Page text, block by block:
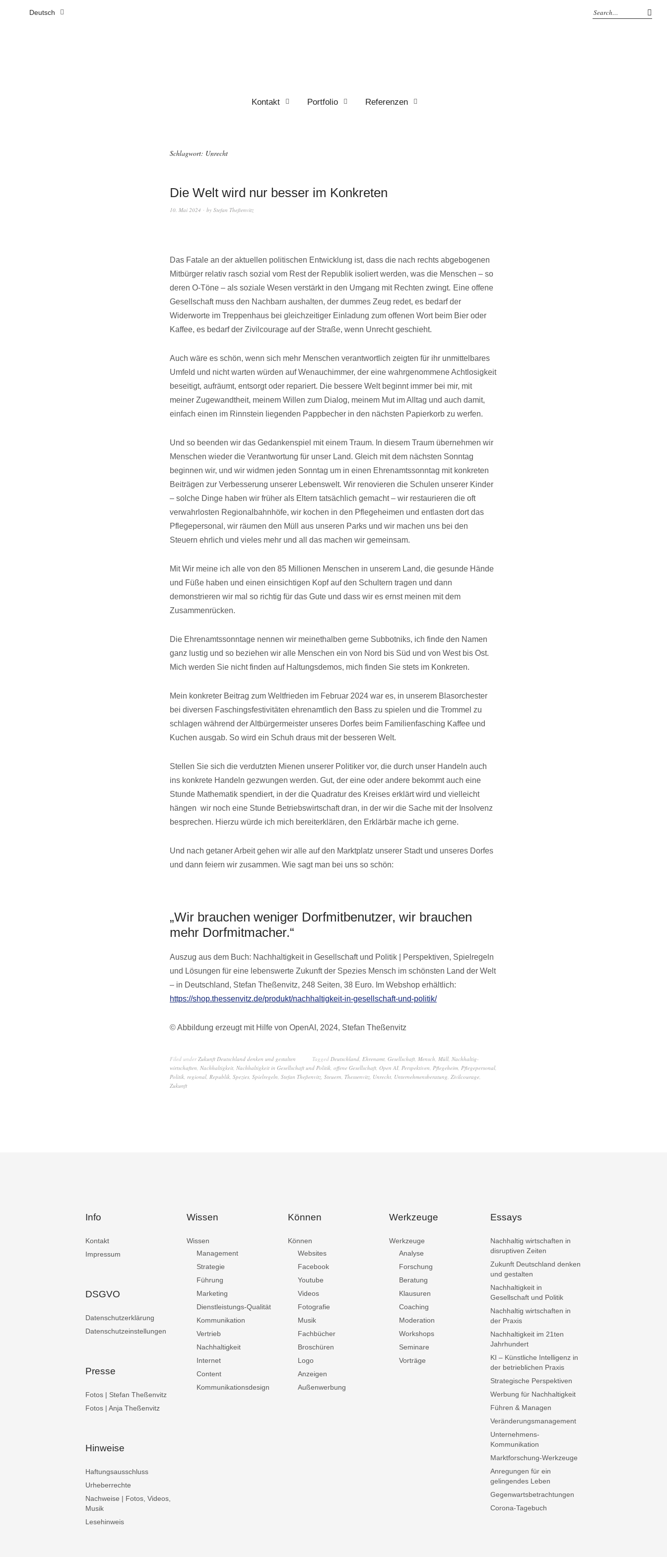
Deutsch
Kontakt Portfolio Referenzen
Schlagwort: Unrecht
Die Welt wird nur besser im Konkreten
10. Mai 2024 by Stefan Theßenvitz
Das Fatale an der aktuellen politischen Entwicklung ist, dass die nach rechts abgebogenen
Mitbürger relativ rasch sozial vom Rest der Republik isoliert werden, was die Menschen – so
deren O-Töne – als soziale Wesen verstärkt in den Umgang mit Rechten zwingt. Eine offene
Gesellschaft muss den Nachbarn aushalten, der dummes Zeug redet, es bedarf der
Widerworte im Treppenhaus bei gleichzeitiger Einladung zum offenen Wort beim Bier oder
Kaffee, es bedarf der Zivilcourage auf der Straße, wenn Unrecht geschieht.
Auch wäre es schön, wenn sich mehr Menschen verantwortlich zeigten für ihr unmittelbares
Umfeld und nicht warten würden auf Wenauchimmer, der eine wahrgenommene Achtlosigkeit
beseitigt, aufräumt, entsorgt oder repariert. Die bessere Welt beginnt immer bei mir, mit
meiner Zugewandtheit, meinem Willen zum Dialog, meinem Mut im Alltag und auch damit,
einfach einen im Rinnstein liegenden Pappbecher in den nächsten Papierkorb zu werfen.
Und so beenden wir das Gedankenspiel mit einem Traum. In diesem Traum übernehmen wir
Menschen wieder die Verantwortung für unser Land. Gleich mit dem nächsten Sonntag
beginnen wir, und wir widmen jeden Sonntag um in einen Ehrenamtssonntag mit konkreten
Beiträgen zur Verbesserung unserer Lebenswelt. Wir renovieren die Schulen unserer Kinder
– solche Dinge haben wir früher als Eltern tatsächlich gemacht – wir restaurieren die oft
verwahrlosten Regionalbahnhöfe, wir kochen in den Pflegeheimen und entlasten dort das
Pflegepersonal, wir räumen den Müll aus unseren Parks und wir machen uns bei den
Steuern ehrlich und vieles mehr und all das machen wir gemeinsam.
Mit Wir meine ich alle von den 85 Millionen Menschen in unserem Land, die gesunde Hände
und Füße haben und einen einsichtigen Kopf auf den Schultern tragen und dann
demonstrieren wir mal so richtig für das Gute und dass wir es ernst meinen mit dem
Zusammenrücken.
Die Ehrenamtssonntage nennen wir meinethalben gerne Subbotniks, ich finde den Namen
ganz lustig und so beziehen wir alle Menschen ein von Nord bis Süd und von West bis Ost.
Mich werden Sie nicht finden auf Haltungsdemos, mich finden Sie stets im Konkreten.
Mein konkreter Beitrag zum Weltfrieden im Februar 2024 war es, in unserem Blasorchester
bei diversen Faschingsfestivitäten ehrenamtlich den Bass zu spielen und die Trommel zu
schlagen während der Altbürgermeister unseres Dorfes beim Familienfasching Kaffee und
Kuchen ausgab. So wird ein Schuh draus mit der besseren Welt.
Stellen Sie sich die verdutzten Mienen unserer Politiker vor, die durch unser Handeln auch
ins konkrete Handeln gezwungen werden. Gut, der eine oder andere bekommt auch eine
Stunde Mathematik spendiert, in der die Quadratur des Kreises erklärt wird und vielleicht
hängen wir noch eine Stunde Betriebswirtschaft dran, in der wir die Sache mit der Insolvenz
besprechen. Hierzu würde ich mich bereiterklären, den Erklärbär mache ich gerne.
Und nach getaner Arbeit gehen wir alle auf den Marktplatz unserer Stadt und unseres Dorfes
und dann feiern wir zusammen. Wie sagt man bei uns so schön:
„Wir brauchen weniger Dorfmitbenutzer, wir brauchen
mehr Dorfmitmacher.“
Auszug aus dem Buch: Nachhaltigkeit in Gesellschaft und Politik | Perspektiven, Spielregeln
und Lösungen für eine lebenswerte Zukunft der Spezies Mensch im schönsten Land der Welt
– in Deutschland, Stefan Theßenvitz, 248 Seiten, 38 Euro. Im Webshop erhältlich:
https://shop.thessenvitz.de/produkt/nachhaltigkeit-in-gesellschaft-und-politik/
© Abbildung erzeugt mit Hilfe von OpenAI, 2024, Stefan Theßenvitz
Filed underZukunft Deutschland denken und gestalten Tagged Deutschland, Ehrenamt, Gesellschaft, Mensch, Müll, Nachhaltig-
wirtschaften, Nachhaltigkeit, Nachhaltigkeit in Gesellschaft und Politik, offene Gesellschaft, Open AI, Perspektiven, Pflegeheim, Pflegepersonal,
Politik, regional, Republik, Spezies, Spielregeln, Stefan Theßenvitz, Steuern, Thessenvitz, Unrecht, Unternehmensberatung, Zivilcourage,
Zukunft
Info
Kontakt
Impressum
DSGVO
Datenschutzerklärung
Datenschutzeinstellungen
Presse
Fotos | Stefan Theßenvitz
Fotos | Anja Theßenvitz
Hinweise
Haftungsausschluss
Urheberrechte
Nachweise | Fotos, Videos,
Musik
Lesehinweis
Wissen
Wissen
Management
Strategie
Führung
Marketing
Dienstleistungs-Qualität
Kommunikation
Vertrieb
Nachhaltigkeit
Internet
Content
Kommunikationsdesign
Können
Können
Websites
Facebook
Youtube
Videos
Fotografie
Musik
Fachbücher
Broschüren
Logo
Anzeigen
Außenwerbung
Werkzeuge
Werkzeuge
Analyse
Forschung
Beratung
Klausuren
Coaching
Moderation
Workshops
Seminare
Vorträge
Essays
Nachhaltig wirtschaften in
disruptiven Zeiten
Zukunft Deutschland denken
und gestalten
Nachhaltigkeit in
Gesellschaft und Politik
Nachhaltig wirtschaften in
der Praxis
Nachhaltigkeit im 21ten
Jahrhundert
KI – Künstliche Intelligenz in
der betrieblichen Praxis
Strategische Perspektiven
Werbung für Nachhaltigkeit
Führen & Managen
Veränderungsmanagement
Unternehmens-
Kommunikation
Marktforschung-Werkzeuge
Anregungen für ein
gelingendes Leben
Gegenwartsbetrachtungen
Corona-Tagebuch